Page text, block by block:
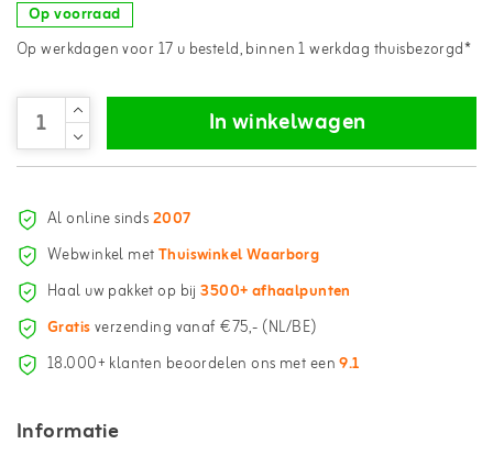
Op voorraad
Op werkdagen voor 17 u besteld, binnen 1 werkdag thuisbezorgd*
In winkelwagen
Al online sinds2007
Webwinkel metThuiswinkel Waarborg
Haal uw pakket op bij3500+ afhaalpunten
Gratisverzending vanaf €75,- (NL/BE)
18.000+ klanten beoordelen ons met een9.1
Informatie